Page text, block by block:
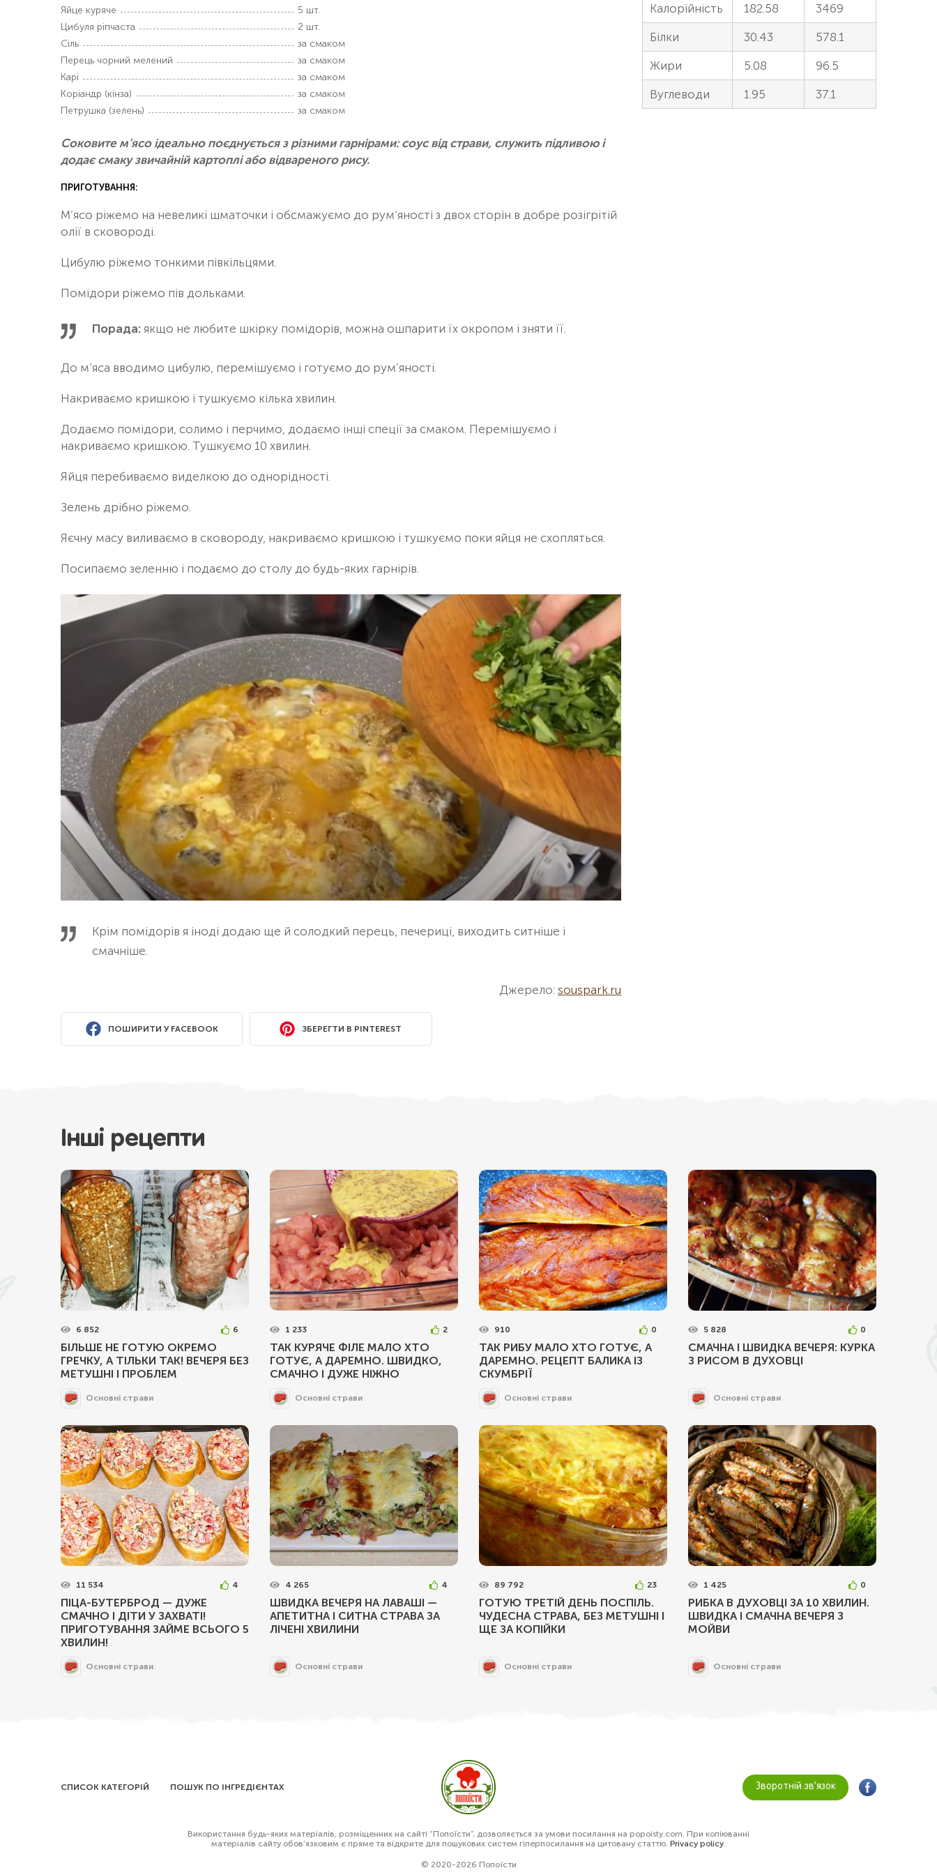
Яйце куряче
5 шт.
Цибуля ріпчаста
2 шт.
Сіль
за смаком
Перець чорний мелений
за смаком
Карі
за смаком
Коріандр (кінза)
за смаком
Петрушка (зелень)
за смаком
Соковите м’ясо ідеально поєднується з різними гарнірами: соус від страви, служить підливою і
додає смаку звичайній картоплі або відвареного рису.
ПРИГОТУВАННЯ:
М’ясо ріжемо на невеликі шматочки і обсмажуємо до рум’яності з двох сторін в добре розігрітій
олії в сковороді.
Цибулю ріжемо тонкими півкільцями.
Помідори ріжемо пів дольками.
Порада: якщо не любите шкірку помідорів, можна ошпарити їх окропом і зняти її.
До м’яса вводимо цибулю, перемішуємо і готуємо до рум’яності.
Накриваємо кришкою і тушкуємо кілька хвилин.
Додаємо помідори, солимо і перчимо, додаємо інші спеції за смаком. Перемішуємо і
накриваємо кришкою. Тушкуємо 10 хвилин.
Яйця перебиваємо виделкою до однорідності.
Зелень дрібно ріжемо.
Яєчну масу виливаємо в сковороду, накриваємо кришкою і тушкуємо поки яйця не схопляться.
Посипаємо зеленню і подаємо до столу до будь-яких гарнірів.
Крім помідорів я іноді додаю ще й солодкий перець, печериці, виходить ситніше і
смачніше.
Джерело: souspark.ru
ПОШИРИТИ У FACEBOOK ЗБЕРЕГТИ В PINTEREST
Калорійність 182.58 3469
Білки 30.43 578.1
Жири 5.08 96.5
Вуглеводи 1.95 37.1
Інші рецепти
6 852 6
БІЛЬШЕ НЕ ГОТУЮ ОКРЕМО
ГРЕЧКУ, А ТІЛЬКИ ТАК! ВЕЧЕРЯ БЕЗ
МЕТУШНІ І ПРОБЛЕМ
Основні страви
1 233 2
ТАК КУРЯЧЕ ФІЛЕ МАЛО ХТО
ГОТУЄ, А ДАРЕМНО. ШВИДКО,
СМАЧНО І ДУЖЕ НІЖНО
Основні страви
910 0
ТАК РИБУ МАЛО ХТО ГОТУЄ, А
ДАРЕМНО. РЕЦЕПТ БАЛИКА ІЗ
СКУМБРІЇ
Основні страви
5 828 0
СМАЧНА І ШВИДКА ВЕЧЕРЯ: КУРКА
З РИСОМ В ДУХОВЦІ
Основні страви
11 534 4
ПІЦА-БУТЕРБРОД — ДУЖЕ
СМАЧНО І ДІТИ У ЗАХВАТІ!
ПРИГОТУВАННЯ ЗАЙМЕ ВСЬОГО 5
ХВИЛИН!
Основні страви
4 265 4
ШВИДКА ВЕЧЕРЯ НА ЛАВАШІ —
АПЕТИТНА І СИТНА СТРАВА ЗА
ЛІЧЕНІ ХВИЛИНИ
Основні страви
89 792 23
ГОТУЮ ТРЕТІЙ ДЕНЬ ПОСПІЛЬ.
ЧУДЕСНА СТРАВА, БЕЗ МЕТУШНІ І
ЩЕ ЗА КОПІЙКИ
Основні страви
1 425 0
РИБКА В ДУХОВЦІ ЗА 10 ХВИЛИН.
ШВИДКА І СМАЧНА ВЕЧЕРЯ З
МОЙВИ
Основні страви
СПИСОК КАТЕГОРІЙ ПОШУК ПО ІНГРЕДІЄНТАХ Зворотній зв’язок
Використання будь-яких матеріалів, розміщенних на сайті “Попоїсти”, дозволяється за умови посилання на popoisty.com. При копіюванні
матеріалів сайту обов’язковим є пряме та відкрите для пошукових систем гіперпосилання на цитовану статтю. Privacy policy.
© 2020-2026 Попоїсти